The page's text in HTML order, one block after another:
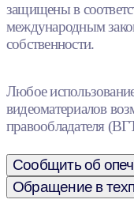
защищены в
международным
собственности.
Любое
видеоматериалов
правообладателя
Сообщить об
Обращение в